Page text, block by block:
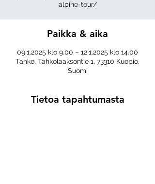
alpine-tour/
Paikka & aika
09.1.2025 klo 9.00 – 12.1.2025 klo 14.00
Tahko, Tahkolaaksontie 1, 73310 Kuopio,
Suomi
Tietoa tapahtumasta